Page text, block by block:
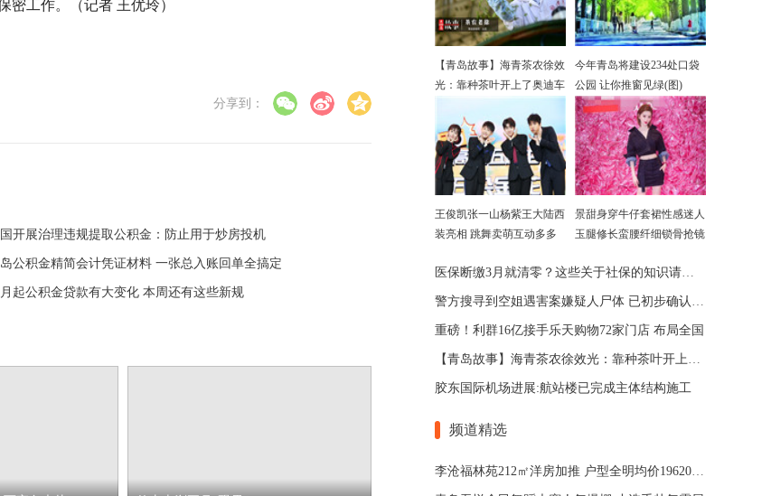
密工作。
（记者 王优玲）
分享到：
开展治理违规提取公积金：防止用于炒房投机
公积金精简会计凭证材料 一张总入账回单全搞定
起公积金贷款有大变化 本周还有这些新规
【青岛故事】海青茶农徐效
光：靠种茶叶开上了奥迪车
今年青岛将建设234处口袋
公园 让你推窗见绿(图)
王俊凯张一山杨紫王大陆西
装亮相 跳舞卖萌互动多多
景甜身穿牛仔套裙性感迷人
玉腿修长蛮腰纤细锁骨抢镜
医保断缴3月就清零？这些关于社保的知识请记牢！
警方搜寻到空姐遇害案嫌疑人尸体 已初步确认其身份
重磅！利群16亿接手乐天购物72家门店 布局全国
【青岛故事】海青茶农徐效光：靠种茶叶开上了奥迪车
胶东国际机场进展:航站楼已完成主体结构施工
频道精选
李沧福林苑212㎡洋房加推 户型全明均价19620元/㎡